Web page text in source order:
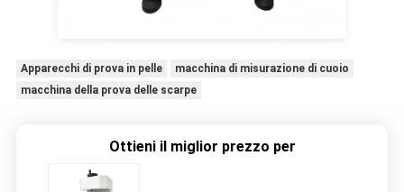
Apparecchi di prova in pelle
macchina di misurazione di cuoio
macchina della prova delle scarpe
Ottieni il miglior prezzo per